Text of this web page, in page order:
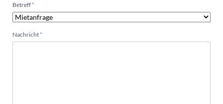
Pflichtfeld
Betreff *
Pflichtfeld
Nachricht *